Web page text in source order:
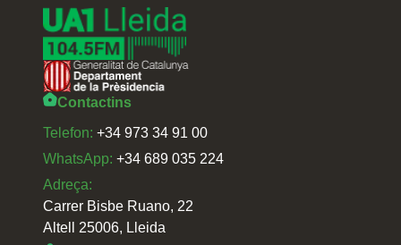
Contactins
Telefon: +34 973 34 91 00
WhatsApp: +34 689 035 224
Adreça:
Carrer Bisbe Ruano, 22
Altell 25006, Lleida